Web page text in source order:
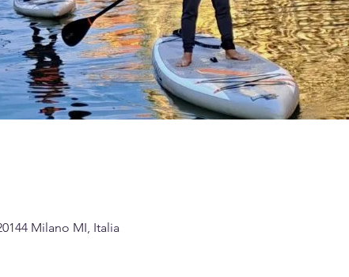
Milano MI, Italia